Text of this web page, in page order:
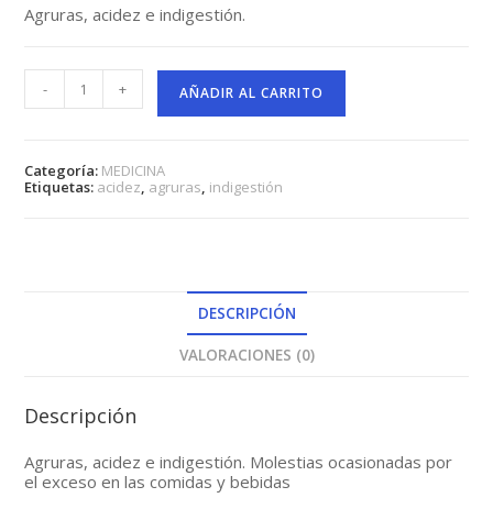
$0.41. $0.35.
Agruras, acidez e indigestión.
ALKA-
SELTZER
BOOST
cantidad
- + AÑADIR AL CARRITO
Categoría: MEDICINA
Etiquetas: acidez, agruras, indigestión
DESCRIPCIÓN
VALORACIONES (0)
Descripción
Agruras, acidez e indigestión. Molestias ocasionadas por
el exceso en las comidas y bebidas